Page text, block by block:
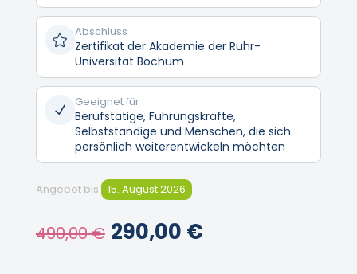

Abschluss
Zertifikat der Akademie der Ruhr-
Universität Bochum
N
Geeignet für
Berufstätige, Führungskräfte,
Selbstständige und Menschen, die sich
persönlich weiterentwickeln möchten
Angebot bis: 15. August 2026
490,00€ Ursprünglicher
290,00 €Aktueller